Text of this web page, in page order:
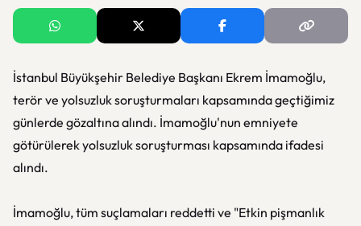
İstanbul Büyükşehir Belediye Başkanı Ekrem İmamoğlu,
terör ve yolsuzluk soruşturmaları kapsamında geçtiğimiz
günlerde gözaltına alındı. İmamoğlu'nun emniyete
götürülerek yolsuzluk soruşturması kapsamında ifadesi
alındı.
İmamoğlu, tüm suçlamaları reddetti ve "Etkin pişmanlık